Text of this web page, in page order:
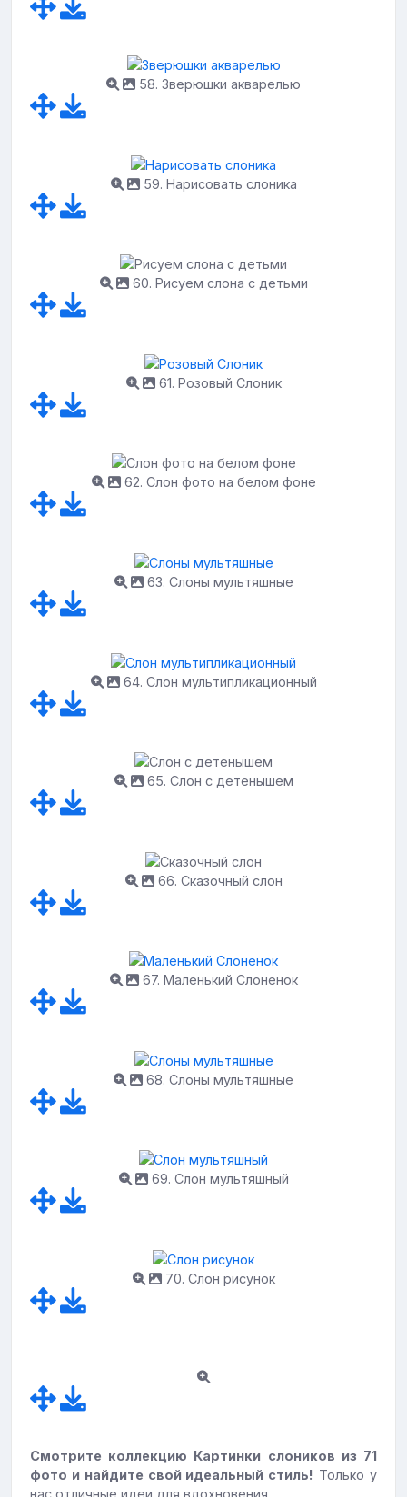
58. Зверюшки акварелью
59. Нарисовать слоника
60. Рисуем слона с детьми
61. Розовый Слоник
62. Слон фото на белом фоне
63. Слоны мультяшные
64. Слон мультипликационный
65. Слон с детенышем
66. Сказочный слон
67. Маленький Слоненок
68. Слоны мультяшные
69. Слон мультяшный
70. Слон рисунок
Смотрите коллекцию Картинки слоников из 71
фото и найдите свой идеальный стиль! Только у
нас отличные идеи для вдохновения.